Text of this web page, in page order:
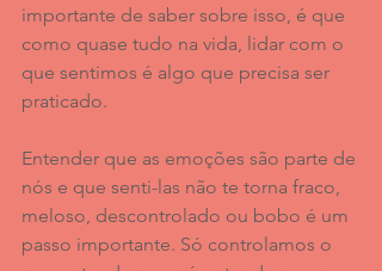
importante de saber sobre isso, é que
como quase tudo na vida, lidar com o
que sentimos é algo que precisa ser
praticado.
Entender que as emoções são parte de
nós e que senti-las não te torna fraco,
meloso, descontrolado ou bobo é um
passo importante. Só controlamos o